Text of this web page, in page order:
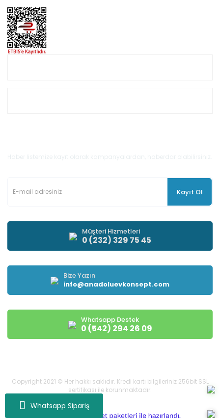
Whatsapp Sipariş
Kayıt Ol
Müşteri Hizmetleri
0 (232) 329 75 45
Bize Yazın
info@anadoluevkonsept.com
Whatsapp Destek
0 (542) 294 26 09
Copyright 2021 © Her hakkı saklıdır. Kredi kartı bilgileriniz 256bit SSL
sertifikası ile korunmaktadır.
e-